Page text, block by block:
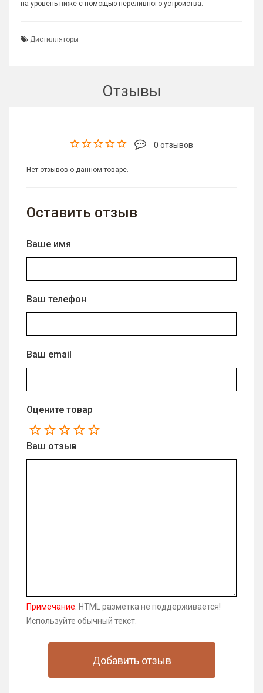
на уровень ниже с помощью переливного устройства.
Дистилляторы
Отзывы
0 отзывов
Нет отзывов о данном товаре.
Оставить отзыв
Ваше имя
Ваш телефон
Ваш email
Оцените товар
Ваш отзыв
Примечание: HTML разметка не поддерживается!
Используйте обычный текст.
Добавить отзыв